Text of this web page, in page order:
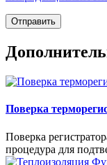
Поверка
Поверка
процедура для